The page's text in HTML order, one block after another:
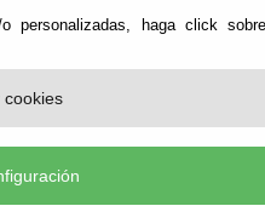
personalizadas, haga click
cookies
de trabajo y
y convenios colectivos